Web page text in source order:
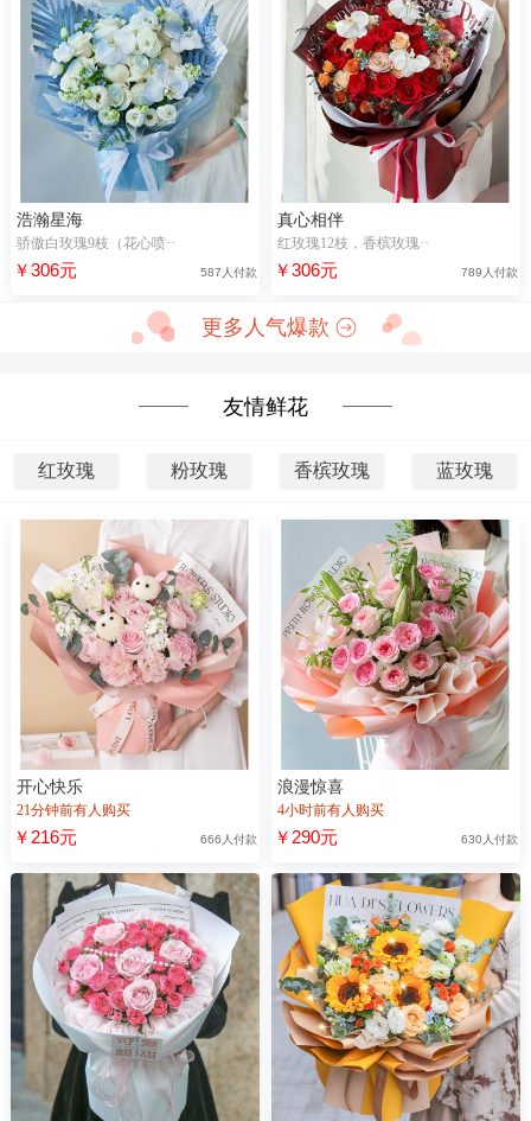
浩瀚星海
骄傲白玫瑰9枝（花心喷··
￥306元 587人付款
真心相伴
红玫瑰12枝，香槟玫瑰··
￥306元 789人付款
更多人气爆款
友情鲜花
红玫瑰 粉玫瑰 香槟玫瑰 蓝玫瑰
开心快乐
21分钟前有人购买
￥216元 666人付款
浪漫惊喜
4小时前有人购买
￥290元 630人付款